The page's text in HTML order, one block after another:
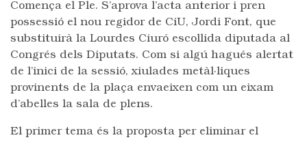
Comença el Ple. S’aprova l’acta anterior i pren
possessió el nou regidor de CiU, Jordi Font, que
substituirà la Lourdes Ciuró escollida diputada al
Congrés dels Diputats. Com si algú hagués alertat
de l’inici de la sessió, xiulades metàl·liques
provinents de la plaça envaeixen com un eixam
d’abelles la sala de plens.
El primer tema és la proposta per eliminar el